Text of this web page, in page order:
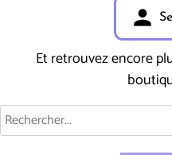
person
Et retrouvez encore